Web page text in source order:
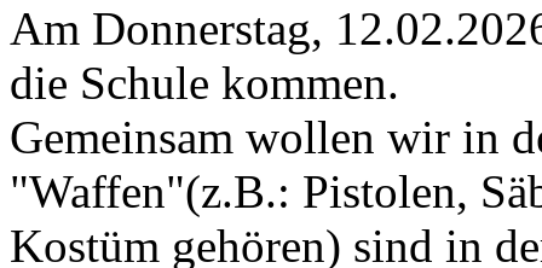
Am Donnerstag,
die Schule kommen.
Gemeinsam wollen wir in
"Waffen"(z.B.: Pistolen,
Kostüm gehören) sind in